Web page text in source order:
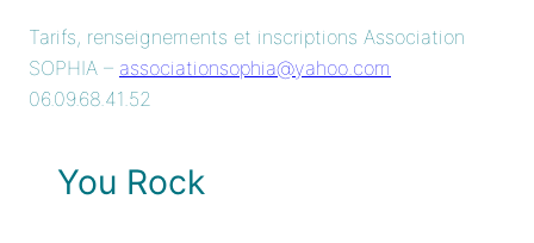
Tarifs, renseignements et inscriptions Association
SOPHIA – associationsophia@yahoo.com
06.09.68.41.52
You Rock